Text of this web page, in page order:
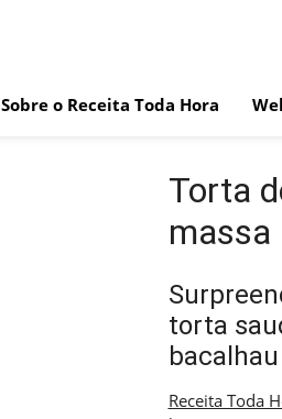
Sobre o Receita Toda Hora
Torta
massa
torta
Receita Toda